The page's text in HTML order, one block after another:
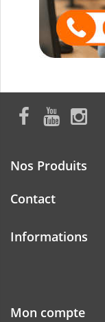
Nos Produits
Contact
Informations
Mon compte